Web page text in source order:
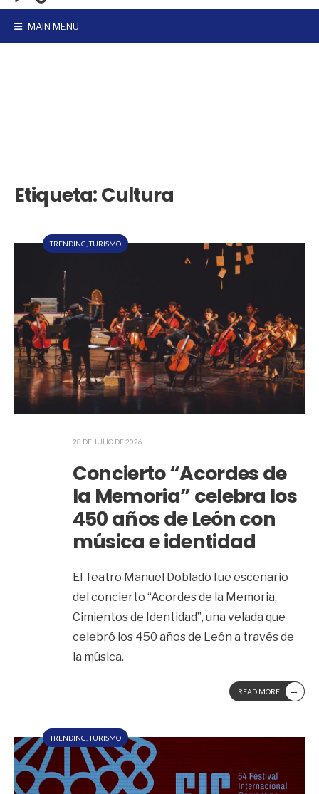
MAIN MENU
Etiqueta:Cultura
TRENDING ,TURISMO
28 DE JULIO DE 2026
Concierto “Acordes de
la Memoria” celebra los
450 años de León con
música e identidad
El Teatro Manuel Doblado fue escenario
del concierto “Acordes de la Memoria,
Cimientos de Identidad”, una velada que
celebró los 450 años de León a través de
la música.
READ MORE →
TRENDING ,TURISMO